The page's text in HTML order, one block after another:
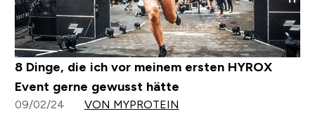
8 Dinge, die ich vor meinem ersten HYROX
Event gerne gewusst hätte
09/02/24 VON MYPROTEIN